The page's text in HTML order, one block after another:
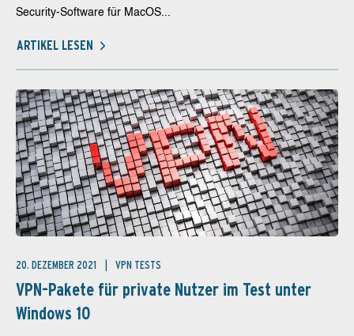
Security-Software für MacOS...
ARTIKEL LESEN
20. DEZEMBER 2021 VPN TESTS
VPN-Pakete für private Nutzer im Test unter
Windows 10